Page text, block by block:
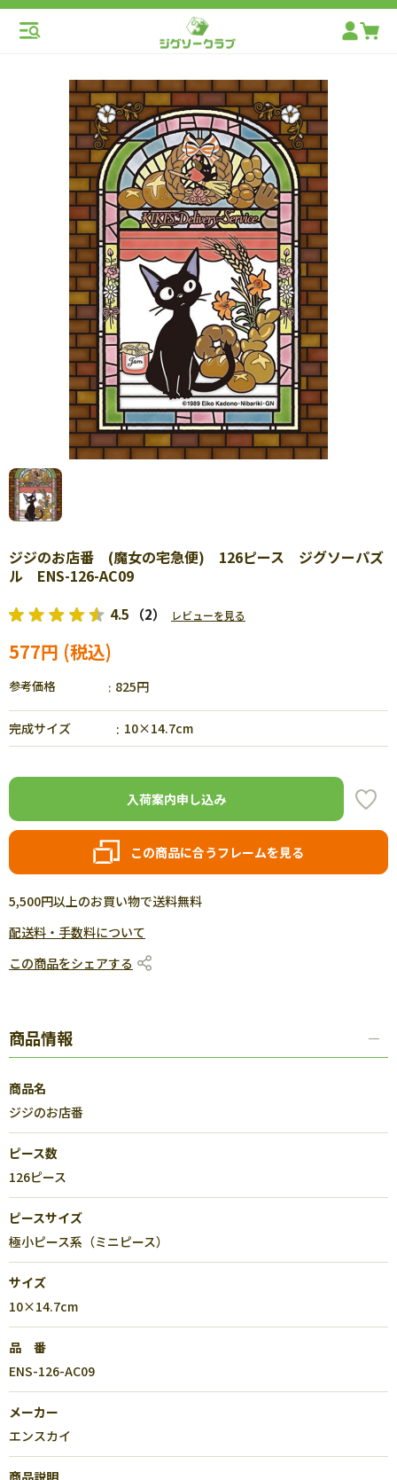
ジジのお店番 (魔女の宅急便) 126ピース ジグソーパズ
ル ENS-126-AC09
4.5 （2） レビューを見る
577円
参考価格 825円
完成サイズ 10×14.7cm
入荷案内申し込み
この商品に合うフレームを見る
5,500円以上のお買い物で送料無料
配送料・手数料について
この商品をシェアする
商品情報
商品名
ジジのお店番
ピース数
126ピース
ピースサイズ
極小ピース系（ミニピース）
サイズ
10×14.7cm
品 番
ENS-126-AC09
メーカー
エンスカイ
商品説明